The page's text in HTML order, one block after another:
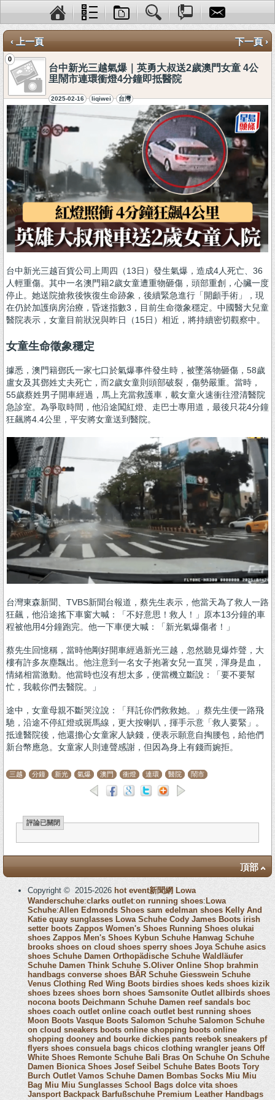
‹ 上一頁 下一頁 ›
0
台中新光三越氣爆｜英勇大叔送2歲澳門女童 4公
里鬧市連環衝燈4分鐘即抵醫院
2025-02-16 liqiwei 台灣
台中新光三越百貨公司上周四（13日）發生氣爆，造成4人死亡、36
人輕重傷。其中一名澳門籍2歲女童遭重物砸傷，頭部重創，心臟一度
停止。她送院搶救後恢復生命跡象，後續緊急進行「開顱手術」，現
在仍於加護病房治療，昏迷指數3，目前生命徵象穩定。中國醫大兒童
醫院表示，女童目前狀況與昨日（15日）相近，將持續密切觀察中。
女童生命徵象穩定
據悉，澳門籍鄧氏一家七口於氣爆事件發生時，被墜落物砸傷，58歲
盧女及其鄧姓丈夫死亡，而2歲女童則頭部破裂，傷勢嚴重。當時，
55歲蔡姓男子開車經過，馬上充當救護車，載女童火速衝往澄清醫院
急診室。為爭取時間，他沿途闖紅燈、走巴士專用道，最後只花4分鐘
狂飆將4.4公里，平安將女童送到醫院。
台灣東森新聞、TVBS新聞台報道，蔡先生表示，他當天為了救人一路
狂飆，他沿途搖下車窗大喊：「不好意思！救人！」原本13分鐘的車
程被他用4分鐘跑完。他一下車便大喊：「新光氣爆傷者！」
蔡先生回憶稱，當時他剛好開車經過新光三越，忽然聽見爆炸聲，大
樓有許多灰塵飄出。他注意到一名女子抱著女兒一直哭，渾身是血，
情緒相當激動。他當時也沒有想太多，便當機立斷說：「要不要幫
忙，我載你們去醫院。」
途中，女童母親不斷哭泣說：「拜託你們救救她。」蔡先生便一路飛
馳，沿途不停紅燈或斑馬線，更大按喇叭，揮手示意「救人要緊」。
抵達醫院後，他還擔心女童家人缺錢，便表示願意自掏腰包，給他們
新台幣應急。女童家人則連聲感謝，但因為身上有錢而婉拒。
三越 分鐘 新光 氣爆 澳門 衝燈 連環 醫院 鬧市
評論已關閉
頂部
Copyright © 2015-2026 hot event新聞網 Lowa
Wanderschuhe:clarks outlet:on running shoes: Lowa
Schuhe:Allen Edmonds Shoes sam edelman shoes Kelly And
Katie quay sunglasses Lowa Schuhe Cody James Boots irish
setter boots Zappos Women's Shoes Running Shoes olukai
shoes Zappos Men's Shoes Kybun Schuhe Hanwag Schuhe
brooks shoes on cloud shoes sperry shoes Joya Schuhe asics
shoes Schuhe Damen Orthopädische Schuhe Waldläufer
Schuhe Damen Think Schuhe S.Oliver Online Shop brahmin
handbags converse shoes BÄR Schuhe Giesswein Schuhe
Venus Clothing Red Wing Boots birdies shoes keds shoes kizik
shoes bzees shoes born shoes Samsonite Outlet allbirds shoes
nocona boots Deichmann Schuhe Damen reef sandals boc
shoes coach outlet online coach outlet best running shoes
Moon Boots Vasque Boots Salomon Schuhe Salomon Schuhe
on cloud sneakers boots online shopping boots online
shopping dooney and bourke dickies pants reebok sneakers pf
flyers shoes consuela bags chicos clothing wrangler jeans Off
White Shoes Remonte Schuhe Bali Bras On Schuhe On Schuhe
Damen Bionica Shoes Josef Seibel Schuhe Bates Boots Tory
Burch Outlet Vamos Schuhe Damen Bombas Socks Miu Miu
Bag Miu Miu Sunglasses School Bags dolce vita shoes
Jansport Backpack Barfußschuhe Premium Leather Handbags